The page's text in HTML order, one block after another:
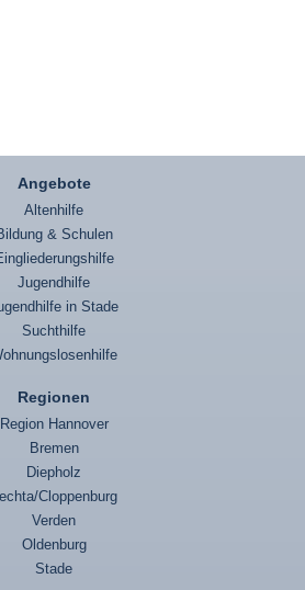
Angebote
Altenhilfe
& Schulen
Jugendhilfe
in Stade
Suchthilfe
Regionen
Region Hannover
Bremen
Diepholz
Cloppenburg
Verden
Oldenburg
Stade